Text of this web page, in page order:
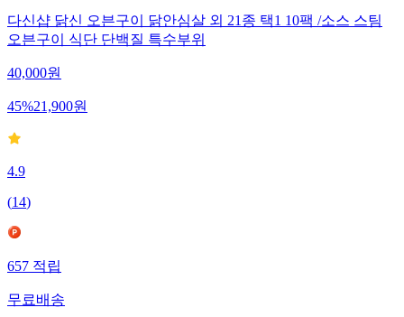
다신샵 닭신 오븐구이 닭안심살 외 21종 택1 10팩 /소스 스팀
오븐구이 식단 단백질 특수부위
40,000원
45%21,900원
4.9
(14)
657적립
무료배송